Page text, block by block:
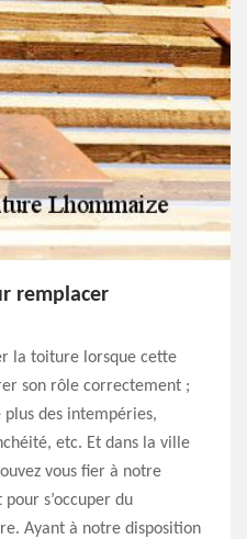
remplacer
la toiture lorsque cette
son rôle correctement ;
plus des intempéries,
etc. Et dans la ville
vous fier à notre
s’occuper du
Ayant à notre disposition